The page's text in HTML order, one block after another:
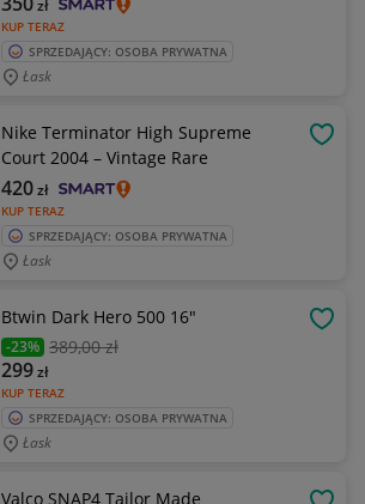
KUP TERAZ
zł
SPRZEDAJĄCY: OSOBA PRYWATNA
Łask
Nike Terminator High Supreme
Court 2004 – Vintage Rare
KUP TERAZ
420zł
SPRZEDAJĄCY: OSOBA PRYWATNA
Łask
Btwin Dark Hero 500 16"
-23% 389,00 zł
KUP TERAZ
299zł
SPRZEDAJĄCY: OSOBA PRYWATNA
Łask
Valco SNAP4 Tailor Made